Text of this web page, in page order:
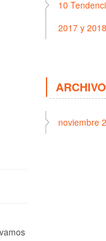
10
2017 y 2018
noviembre